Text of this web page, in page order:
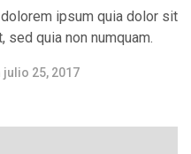
ipsum quia dolor sit
quia non numquam.
julio 25, 2017